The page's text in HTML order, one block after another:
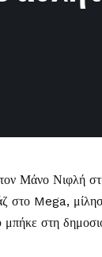
Μάνο Νιφλή
στο Mega,
στη